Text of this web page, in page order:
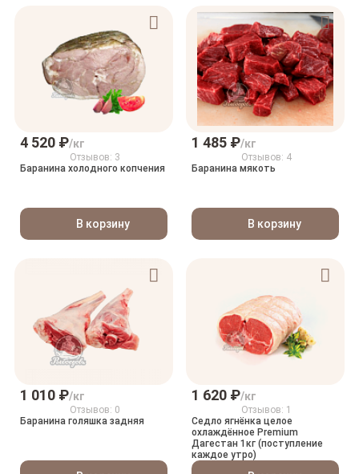
4 520 ₽/кг
Отзывов: 3
Баранина холодного копчения
В корзину
1 485 ₽/кг
Отзывов: 4
Баранина мякоть
В корзину
1 010 ₽/кг
Отзывов: 0
Баранина голяшка задняя
1 620 ₽/кг
Отзывов: 1
Седло ягнёнка целое
охлаждённое Premium
Дагестан 1кг (поступление
каждое утро)